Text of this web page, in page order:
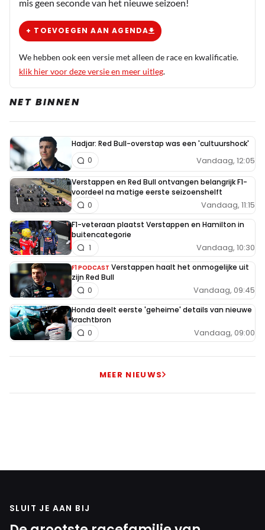
om dan straffen uit te delen en daarom denk ik dat Alpine
best een kans heeft.
mis geen seconde van het nieuwe seizoen!
+ TOEVOEGEN AAN AGENDA
We hebben ook een versie met alleen de race en kwalificatie.
klik hier voor deze versie en meer uitleg.
NET BINNEN
Hadjar: Red Bull-overstap was een 'cultuurshock'
Vandaag, 12:05
0
Verstappen en Red Bull ontvangen belangrijk F1-
voordeel na matige eerste seizoenshelft
Vandaag, 11:15
0
F1-veteraan plaatst Verstappen en Hamilton in
buitencategorie
Vandaag, 10:30
1
F1 PODCAST Verstappen haalt het onmogelijke uit
zijn Red Bull
Vandaag, 09:45
0
Honda deelt eerste 'geheime' details van nieuwe
krachtbron
Vandaag, 09:00
0
MEER NIEUWS
SLUIT JE AAN BIJ